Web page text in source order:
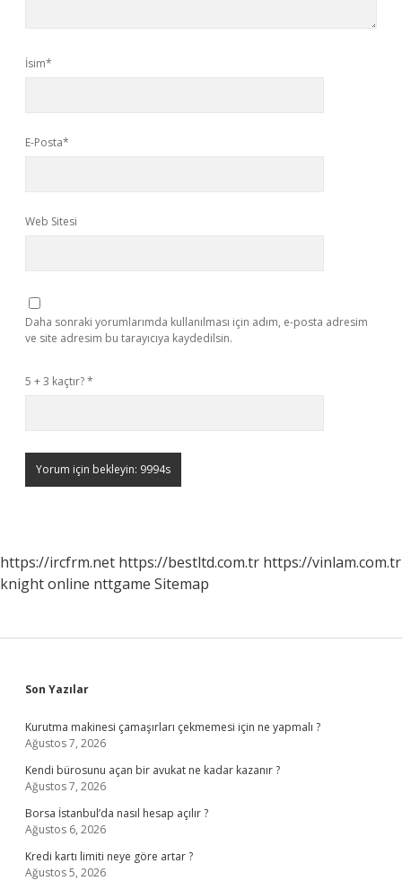
İsim*
E-Posta*
Web Sitesi
Daha sonraki yorumlarımda kullanılması için adım, e-posta adresim
ve site adresim bu tarayıcıya kaydedilsin.
5 + 3 kaçtır?*
https://ircfrm.net https://bestltd.com.tr https://vinlam.com.tr
knight online nttgame Sitemap
Sidebar
Son Yazılar
Kurutma makinesi çamaşırları çekmemesi için ne yapmalı ?
Ağustos 7, 2026
Kendi bürosunu açan bir avukat ne kadar kazanır ?
Ağustos 7, 2026
Borsa İstanbul’da nasıl hesap açılır ?
Ağustos 6, 2026
Kredi kartı limiti neye göre artar ?
Ağustos 5, 2026